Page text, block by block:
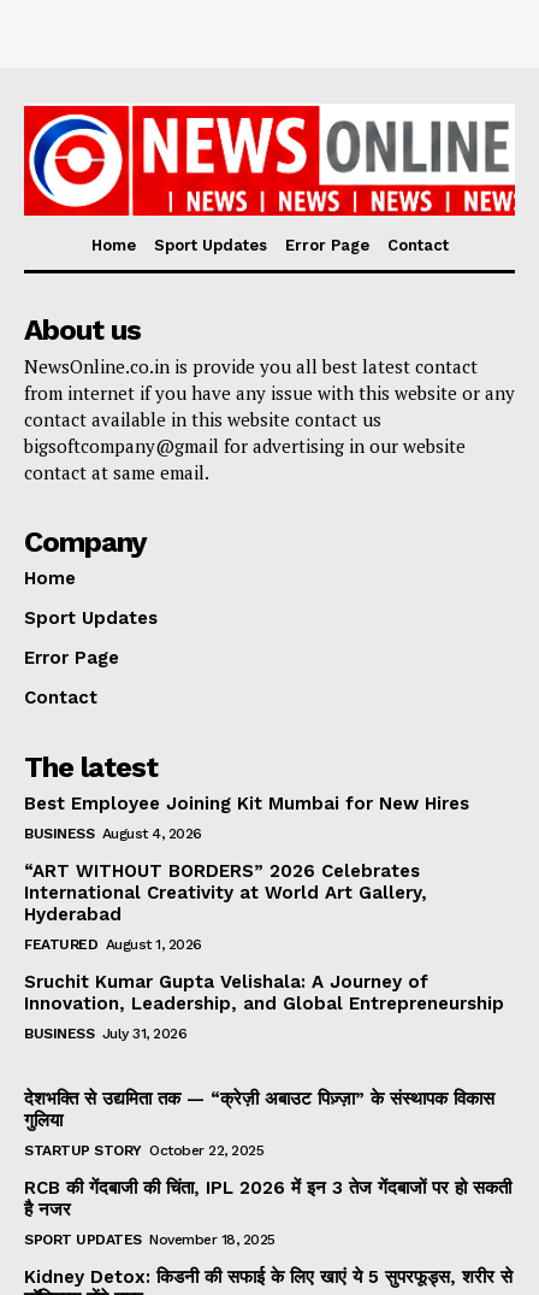
Home Sport Updates Error Page Contact
About us
NewsOnline.co.in is provide you all best latest contact
from internet if you have any issue with this website or any
contact available in this website contact us
bigsoftcompany@gmail for advertising in our website
contact at same email.
Company
Home
Sport Updates
Error Page
Contact
The latest
Best Employee Joining Kit Mumbai for New Hires
BUSINESS August 4, 2026
“ART WITHOUT BORDERS” 2026 Celebrates
International Creativity at World Art Gallery,
Hyderabad
FEATURED August 1, 2026
Sruchit Kumar Gupta Velishala: A Journey of
Innovation, Leadership, and Global Entrepreneurship
BUSINESS July 31, 2026
देशभक्ति से उद्यमिता तक — “क्रेज़ी अबाउट पिज़्ज़ा” के संस्थापक विकास
गुलिया
STARTUP STORY October 22, 2025
RCB की गेंदबाजी की चिंता, IPL 2026 में इन 3 तेज गेंदबाजों पर हो सकती
है नजर
SPORT UPDATES November 18, 2025
Kidney Detox: किडनी की सफाई के लिए खाएं ये 5 सुपरफूड्स, शरीर से